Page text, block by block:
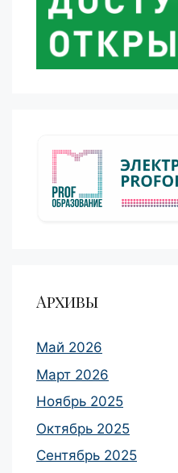
Архивы
Май 2026
Март 2026
Ноябрь 2025
Октябрь 2025
Сентябрь 2025